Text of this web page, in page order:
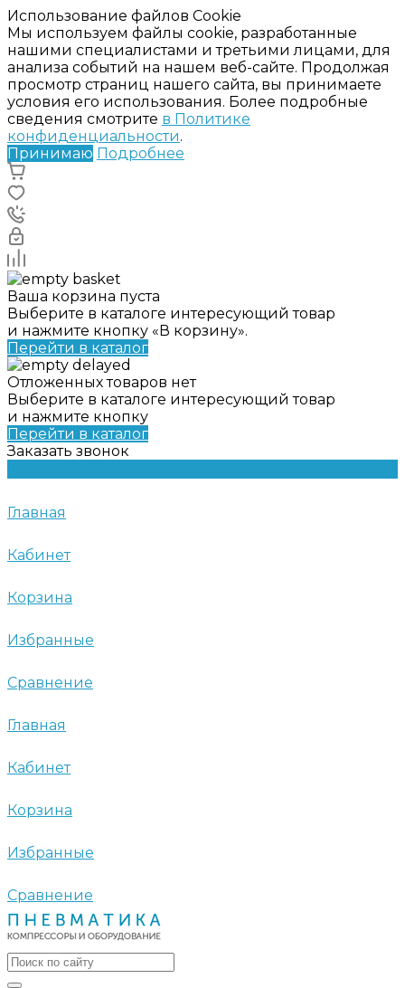
Использование файлов Cookie
Мы используем файлы cookie, разработанные
нашими специалистами и третьими лицами, для
анализа событий на нашем веб-сайте. Продолжая
просмотр страниц нашего сайта, вы принимаете
условия его использования. Более подробные
сведения смотрите в Политике
конфиденциальности.
Принимаю Подробнее
Ваша корзина пуста
Выберите в каталоге интересующий товар
и нажмите кнопку «В корзину».
Перейти в каталог
Отложенных товаров нет
Выберите в каталоге интересующий товар
и нажмите кнопку
Перейти в каталог
Заказать звонок
Главная
Кабинет
Корзина
Избранные
Сравнение
Главная
Кабинет
Корзина
Избранные
Сравнение